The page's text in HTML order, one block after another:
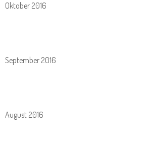
Oktober 2016
September 2016
August 2016